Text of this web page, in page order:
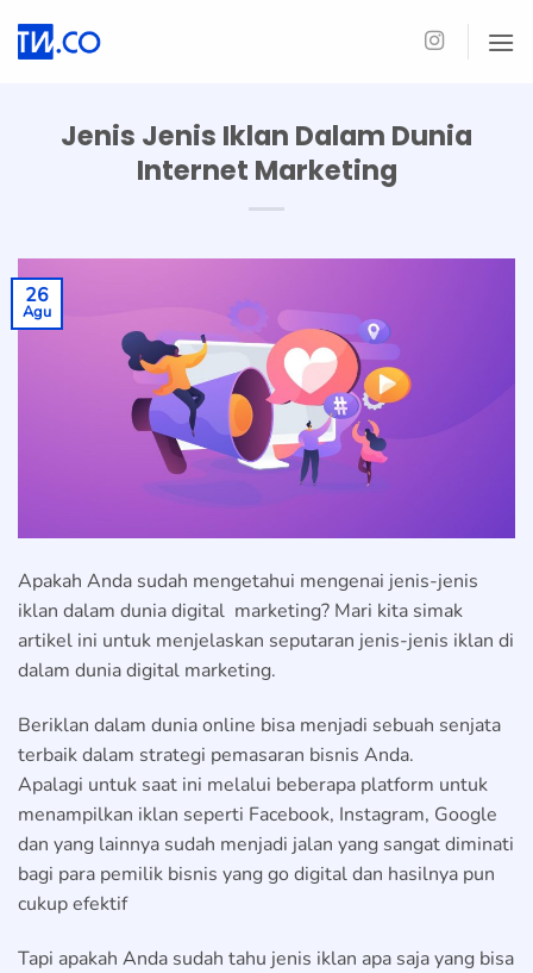
Jenis Jenis Iklan Dalam Dunia
Internet Marketing
26
Agu
Apakah Anda sudah mengetahui mengenai jenis-jenis
iklan dalam dunia digital marketing? Mari kita simak
artikel ini untuk menjelaskan seputaran jenis-jenis iklan di
dalam dunia digital marketing.
Beriklan dalam dunia online bisa menjadi sebuah senjata
terbaik dalam strategi pemasaran bisnis Anda.
Apalagi untuk saat ini melalui beberapa platform untuk
menampilkan iklan seperti Facebook, Instagram, Google
dan yang lainnya sudah menjadi jalan yang sangat diminati
bagi para pemilik bisnis yang go digital dan hasilnya pun
cukup efektif
Tapi apakah Anda sudah tahu jenis iklan apa saja yang bisa